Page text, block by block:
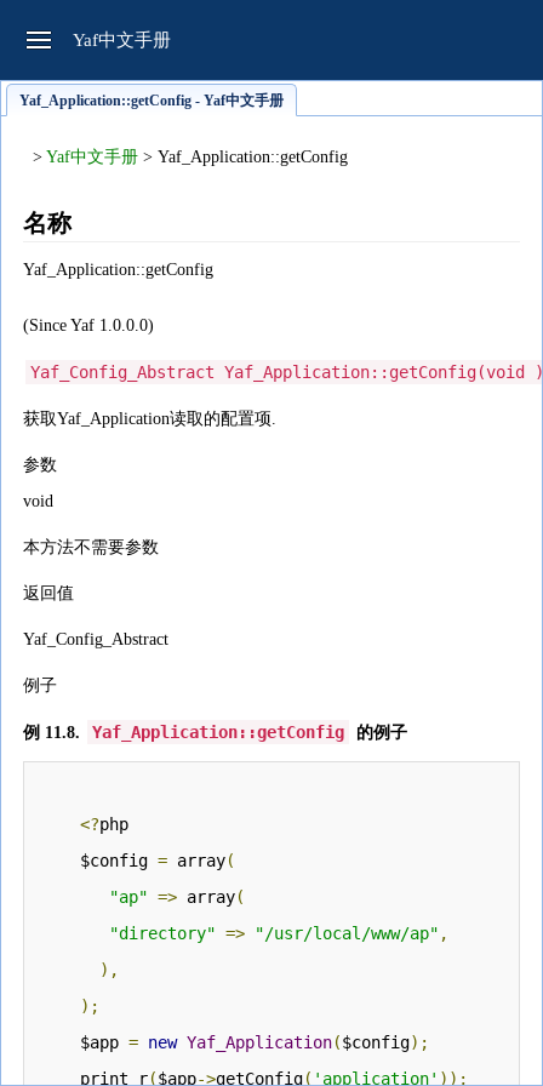
Yaf中文手册
Yaf_Application::getConfig - Yaf中文手册
> Yaf中文手册 > Yaf_Application::getConfig
名称
Yaf_Application::getConfig
(Since Yaf 1.0.0.0)
Yaf_Config_Abstract Yaf_Application::getConfig(void
获取Yaf_Application读取的配置项.
参数
void
本方法不需要参数
返回值
Yaf_Config_Abstract
例子
例 11.8. Yaf_Application::getConfig 的例子
<?php
     $config
= array(
"ap" => array(
"directory" => "/usr/local/www/ap" ,
),
);
     $app
= new Yaf_Application($config);
     print_r
($app->getConfig( 'application' ));